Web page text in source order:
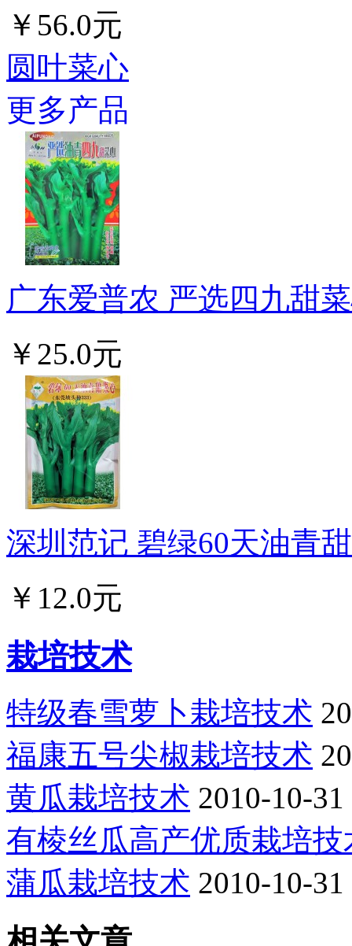
￥56.0元
圆叶菜心
更多产品
广东爱普农 严选四九甜
￥25.0元
深圳范记 碧绿60天油青
￥12.0元
栽培技术
特级春雪萝卜栽培技术
福康五号尖椒栽培技术
黄瓜栽培技术 2010-10-31
有棱丝瓜高产优质栽培技
蒲瓜栽培技术 2010-10-31